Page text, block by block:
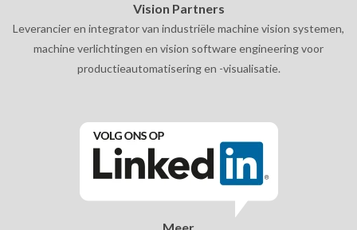
Vision Partners
Leverancier en integrator van industriële machine vision systemen,
machine verlichtingen en vision software engineering voor
productieautomatisering en -visualisatie.